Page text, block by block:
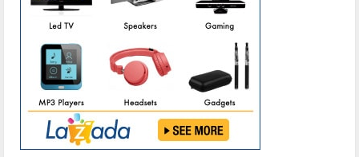
Tim
Gabungan
Tindak
Yang
Tidak
Pakai
Masker